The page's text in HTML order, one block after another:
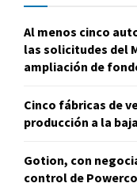
Al menos cinco
las solicitudes del
ampliación de
Cinco fábricas de
producción a la
Gotion, con
control de